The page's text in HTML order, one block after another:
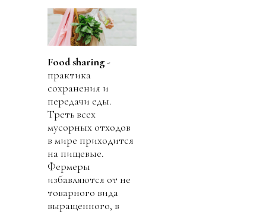
Food sharing-
практика
сохранения и
передачи еды.
Треть всех
мусорных отходов
в мире приходится
на пищевые.
Фермеры
избавляются от не
товарного вида
выращенного, в